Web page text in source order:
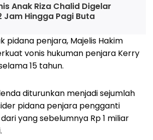
Anak Riza Chalid Digelar
Jam Hingga Pagi Buta
pidana penjara, Majelis Hakim
vonis hukuman penjara Kerry
15 tahun.
diturunkan menjadi sejumlah
pidana penjara pengganti
yang sebelumnya Rp 1 miliar